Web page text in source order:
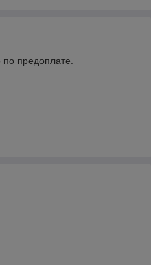
по предоплате.